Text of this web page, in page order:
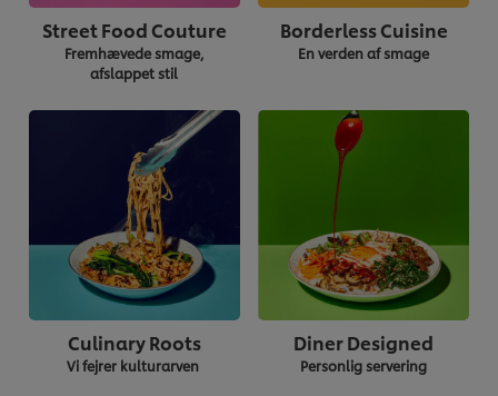
Street Food Couture
Fremhævede smage,
afslappet stil
Borderless Cuisine
En verden af smage
Culinary Roots
Vi fejrer kulturarven
Diner Designed
Personlig servering